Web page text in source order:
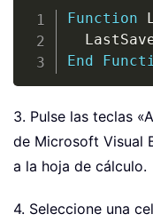
Function
End
3. Pulse las teclas
de Microsoft Visual
a la hoja de cálculo.
4. Seleccione una